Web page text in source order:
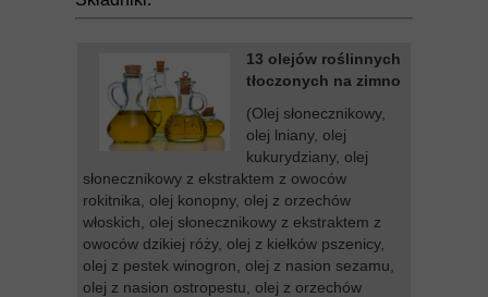
13 olejów roślinnych
tłoczonych na zimno
(Olej słonecznikowy,
olej lniany, olej
kukurydziany, olej
słonecznikowy z ekstraktem z owoców
rokitnika, olej konopny, olej z orzechów
włoskich, olej słonecznikowy z ekstraktem z
owoców dzikiej róży, olej z kiełków pszenicy,
olej z pestek winogron, olej z nasion sezamu,
olej z nasion ostropestu, olej z orzechów